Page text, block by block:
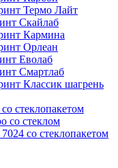
Термо Лайт
Скайлаб
Кармина
Орлеан
Еволаб
Смартлаб
Классик шагрень
стеклопакетом
со стеклом
со стеклопакетом